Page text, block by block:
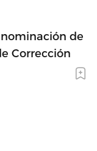
de
Corrección